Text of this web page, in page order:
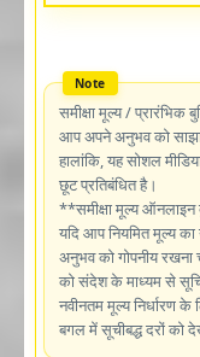
समीक्षा मूल्य / प्रारंभिक
आप अपने अनुभव को
हालांकि, यह सोशल
छूट प्रतिबंधित है।
**समीक्षा मूल्य ऑनलाइन
यदि आप नियमित मूल्य
अनुभव को गोपनीय रखना
को संदेश के माध्यम से
नवीनतम मूल्य निर्धारण
बगल में सूचीबद्ध दरों को